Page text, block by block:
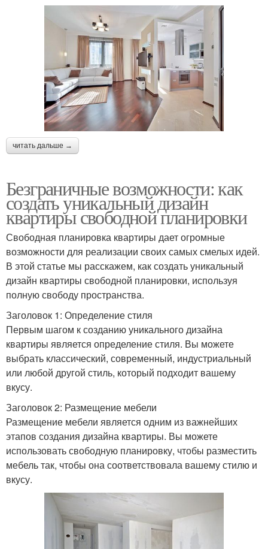
читать дальше →
Безграничные возможности: как
создать уникальный дизайн
квартиры свободной планировки
Свободная планировка квартиры дает огромные
возможности для реализации своих самых смелых идей.
В этой статье мы расскажем, как создать уникальный
дизайн квартиры свободной планировки, используя
полную свободу пространства.
Заголовок 1: Определение стиля
Первым шагом к созданию уникального дизайна
квартиры является определение стиля. Вы можете
выбрать классический, современный, индустриальный
или любой другой стиль, который подходит вашему
вкусу.
Заголовок 2: Размещение мебели
Размещение мебели является одним из важнейших
этапов создания дизайна квартиры. Вы можете
использовать свободную планировку, чтобы разместить
мебель так, чтобы она соответствовала вашему стилю и
вкусу.